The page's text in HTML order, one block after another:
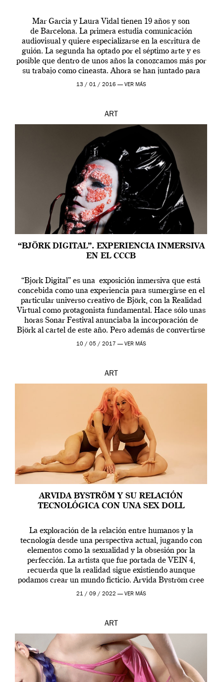
Mar Garcia y Laura Vidal tienen 19 años y son
de Barcelona. La primera estudia comunicación
audiovisual y quiere especializarse en la escritura de
guión. La segunda ha optado por el séptimo arte y es
posible que dentro de unos años la conozcamos más por
su trabajo como cineasta. Ahora se han juntado para
contarnos una […]
13 / 01 / 2016 — VER MÁS
ART
“BJÖRK DIGITAL”. EXPERIENCIA INMERSIVA
EN EL CCCB
“Bjork Digital” es una exposición inmersiva que está
concebida como una experiencia para sumergirse en el
particular universo creativo de Björk, con la Realidad
Virtual como protagonista fundamental. Hace sólo unas
horas Sonar Festival anunciaba la incorporación de
Björk al cartel de este año. Pero además de convertirse
en una de las actuaciones más relevantes […]
10 / 05 / 2017 — VER MÁS
ART
ARVIDA BYSTRÖM Y SU RELACIÓN
TECNOLÓGICA CON UNA SEX DOLL
La exploración de la relación entre humanos y la
tecnología desde una perspectiva actual, jugando con
elementos como la sexualidad y la obsesión por la
perfección. La artista que fue portada de VEIN 4,
recuerda que la realidad sigue existiendo aunque
podamos crear un mundo ficticio. Arvida Byström cree
que los humanos tienen un complejo […]
21 / 09 / 2022 — VER MÁS
ART